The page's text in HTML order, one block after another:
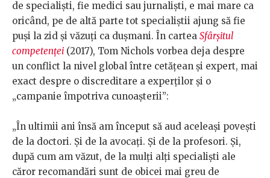
de specialiști, fie medici sau jurnaliști, e mai mare ca
oricând, pe de altă parte tot specialiștii ajung să fie
puși la zid și văzuți ca dușmani. În cartea Sfârșitul
competenței (2017), Tom Nichols vorbea deja despre
un conflict la nivel global între cetățean și expert, mai
exact despre o discreditare a experților și o
„campanie împotriva cunoașterii”:
„În ultimii ani însă am început să aud aceleaşi poveşti
de la doctori. Şi de la avocaţi. Şi de la profesori. Şi,
după cum am văzut, de la mulţi alţi specialişti ale
căror recomandări sunt de obicei mai greu de